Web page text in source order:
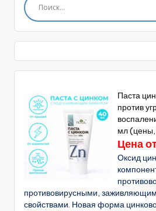
Паста
против
мл (цены,
Цена
Оксид
противовирусными,
свойствами. Новая форма